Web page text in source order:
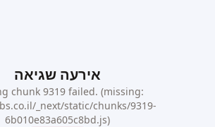
אירעה שגיאה
Loading chunk 9319 failed. (missing:
https://hbs.co.il/_next/static/chunks/9319-
6b010e83a605c8bd.js)